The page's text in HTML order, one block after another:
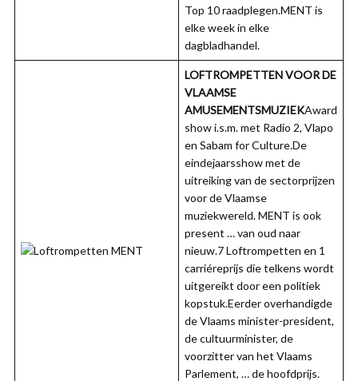
Top 10 raadplegen.MENT is
elke week in elke
dagbladhandel.
LOFTROMPETTEN VOOR DE
VLAAMSE
AMUSEMENTSMUZIEKAward
show i.s.m. met Radio 2, Vlapo
en Sabam for Culture.De
eindejaarsshow met de
uitreiking van de sectorprijzen
voor de Vlaamse
muziekwereld. MENT is ook
present … van oud naar
nieuw.7 Loftrompetten en 1
carriéreprijs die telkens wordt
uitgereikt door een politiek
kopstuk.Eerder overhandigde
de Vlaams minister-president,
de cultuurminister, de
voorzitter van het Vlaams
Parlement, … de hoofdprijs.